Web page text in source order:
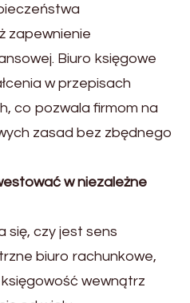
zapewnienie
Biuro księgowe
w przepisach
co pozwala firmom na
zasad bez zbędnego
w niezależne
się, czy jest sens
biuro rachunkowe,
wewnątrz